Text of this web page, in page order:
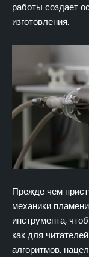
работы создает
изготовления.
Прежде чем
механики
инструмента,
как для
алгоритмов,